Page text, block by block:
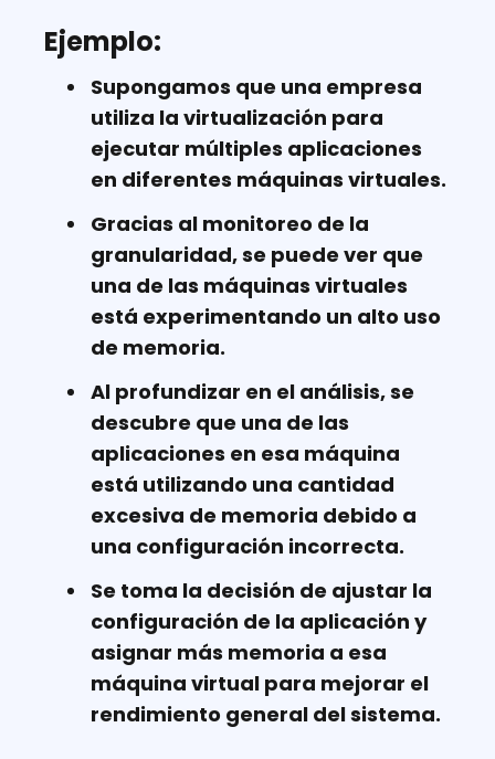
Ejemplo:
Supongamos que una empresa
utiliza la virtualización para
ejecutar múltiples aplicaciones
en diferentes máquinas virtuales.
Gracias al monitoreo de la
granularidad, se puede ver que
una de las máquinas virtuales
está experimentando un alto uso
de memoria.
Al profundizar en el análisis, se
descubre que una de las
aplicaciones en esa máquina
está utilizando una cantidad
excesiva de memoria debido a
una configuración incorrecta.
Se toma la decisión de ajustar la
configuración de la aplicación y
asignar más memoria a esa
máquina virtual para mejorar el
rendimiento general del sistema.